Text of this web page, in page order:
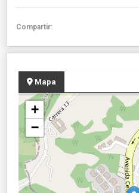
Compartir:
Mapa
+
−